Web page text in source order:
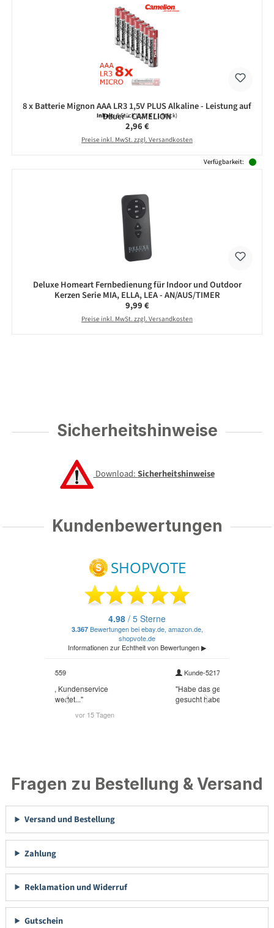
8 x Batterie Mignon AAA LR3 1,5V PLUS Alkaline - Leistung auf
Dauer - CAMELION
Inhalt:8 Stück(0,37 € / 1 Stück)
Regulärer Preis:
2,96 €
Preise inkl. MwSt. zzgl. Versandkosten
Verfügbarkeit:
Deluxe Homeart Fernbedienung für Indoor und Outdoor
Kerzen Serie MIA, ELLA, LEA - AN/AUS/TIMER
Regulärer Preis:
9,99 €
Preise inkl. MwSt. zzgl. Versandkosten
Sicherheitshinweise
Download:Sicherheitshinweise
Kundenbewertungen
Fragen zu Bestellung & Versand
Versand und Bestellung
Zahlung
Reklamation und Widerruf
Gutschein